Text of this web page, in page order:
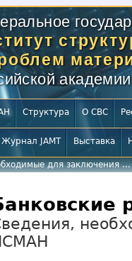
Структура О СВС
Журнал JAMT Выставка
для заключения ...